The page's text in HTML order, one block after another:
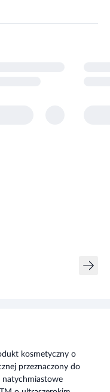
kosmetyczny o
przeznaczony do
natychmiastowe